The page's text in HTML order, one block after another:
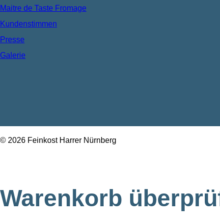
Maitre de Taste Fromage
Kundenstimmen
Presse
Galerie
© 2026 Feinkost Harrer Nürnberg
Warenkorb